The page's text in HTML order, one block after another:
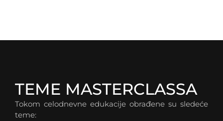
TEME MASTERCLASSA
Tokom celodnevne edukacije obrađene su sledeće
teme: